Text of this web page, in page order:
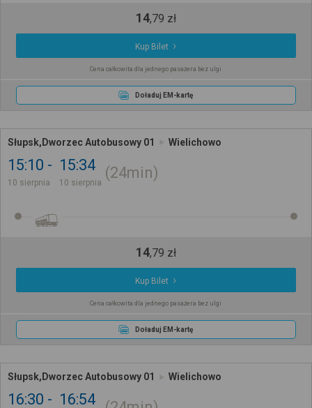
14,79 zł
Kup Bilet
Cena całkowita dla jednego pasażera bez ulgi
Doładuj EM-kartę
Słupsk,Dworzec Autobusowy 01 Wielichowo
15:10
10 sierpnia
15:34
10 sierpnia
24min
14,79 zł
Kup Bilet
Cena całkowita dla jednego pasażera bez ulgi
Doładuj EM-kartę
Słupsk,Dworzec Autobusowy 01 Wielichowo
16:30 16:54